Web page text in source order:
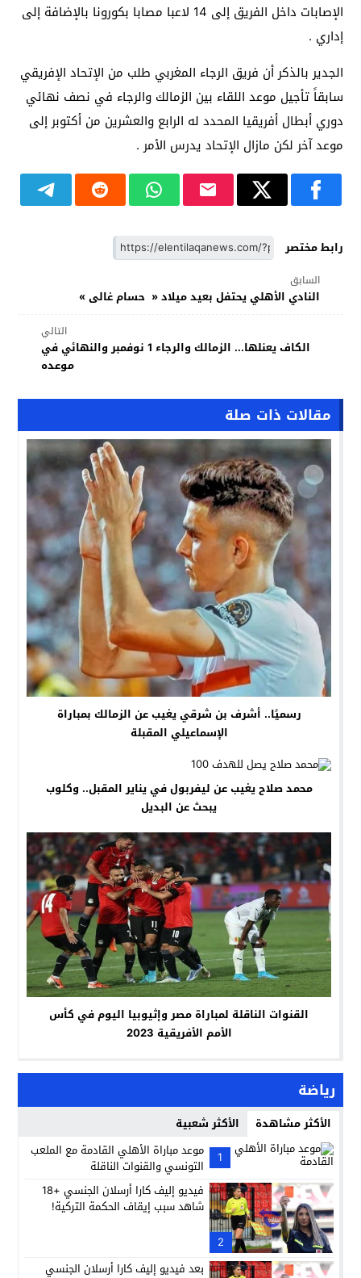
الإصابات داخل الفريق إلى 14 لاعبا مصابا بكورونا بالإضافة إلى
إداري .
الجدير بالذكر أن فريق الرجاء المغربي طلب من الإتحاد الإفريقي
سابقاً تأجيل موعد اللقاء بين الزمالك والرجاء في نصف نهائي
دوري أبطال أفريقيا المحدد له الرابع والعشرين من أكتوبر إلى
موعد آخر لكن مازال الإتحاد يدرس الأمر .
رابط مختصر
السابق
النادي الأهلي يحتفل بعيد ميلاد « حسام غالى »
التالي
الكاف يعنلها... الزمالك والرجاء 1 نوفمبر والنهائي في
موعده
مقالات ذات صلة
رسميًا.. أشرف بن شرقي يغيب عن الزمالك بمباراة
الإسماعيلي المقبلة
محمد صلاح يغيب عن ليفربول في يناير المقبل.. وكلوب
يبحث عن البديل
القنوات الناقلة لمباراة مصر وإثيوبيا اليوم في كأس
الأمم الأفريقية 2023
رياضة
الأكثر مشاهدة
الأكثر شعبية
1
موعد مباراة الأهلي القادمة مع الملعب
التونسي والقنوات الناقلة
2
فيديو إليف كارا أرسلان الجنسي +18
شاهد سبب إيقاف الحكمة التركية!
بعد فيديو إليف كارا أرسلان الجنسي